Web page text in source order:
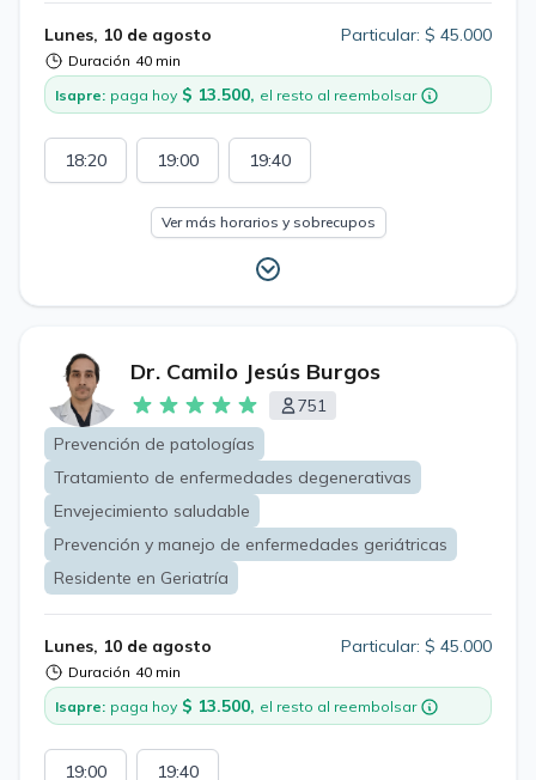
Lunes, 10 de agosto
Duración 40 min
Particular: $ 45.000
Isapre: paga hoy $ 13.500, el resto al reembolsar
18:20 19:00 19:40
Ver más horarios y sobrecupos
Dr. Camilo Jesús Burgos
751
Prevención de patologías
Tratamiento de enfermedades degenerativas
Envejecimiento saludable
Prevención y manejo de enfermedades geriátricas
Residente en Geriatría
Lunes, 10 de agosto
Duración 40 min
Particular: $ 45.000
Isapre: paga hoy $ 13.500, el resto al reembolsar
19:00 19:40